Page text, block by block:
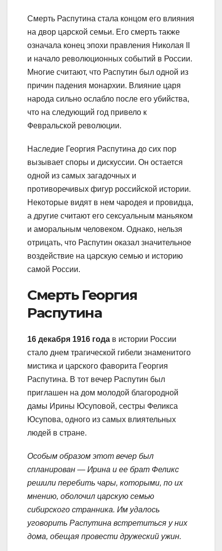
Смерть Распутина стала концом его влияния
на двор царской семьи. Его смерть также
означала конец эпохи правления Николая II
и начало революционных событий в России.
Многие считают, что Распутин был одной из
причин падения монархии. Влияние царя
народа сильно ослабло после его убийства,
что на следующий год привело к
Февральской революции.
Наследие Георгия Распутина до сих пор
вызывает споры и дискуссии. Он остается
одной из самых загадочных и
противоречивых фигур российской истории.
Некоторые видят в нем чародея и провидца,
а другие считают его сексуальным маньяком
и аморальным человеком. Однако, нельзя
отрицать, что Распутин оказал значительное
воздействие на царскую семью и историю
самой России.
Смерть Георгия
Распутина
16 декабря 1916 года в истории России
стало днем трагической гибели знаменитого
мистика и царского фаворита Георгия
Распутина. В тот вечер Распутин был
приглашен на дом молодой благородной
дамы Ирины Юсуповой, сестры Феликса
Юсупова, одного из самых влиятельных
людей в стране.
Особым образом этот вечер был
спланирован — Ирина и ее брат Феликс
решили перебить чары, которыми, по их
мнению, оболочил царскую семью
сибирского странника. Им удалось
уговорить Распутина встретиться у них
дома, обещая провести дружеский ужин.